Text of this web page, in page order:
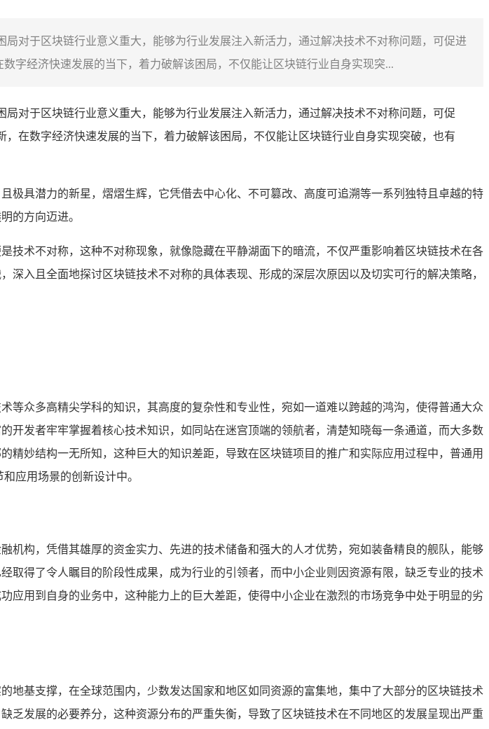
对于区块链行业意义重大，能够为行业发展注入新活力，通过解决技术不对称问题，可促进
字经济快速发展的当下，着力破解该困局，不仅能让区块链行业自身实现突...
对于区块链行业意义重大，能够为行业发展注入新活力，通过解决技术不对称问题，可促
在数字经济快速发展的当下，着力破解该困局，不仅能让区块链行业自身实现突破，也有
极具潜力的新星，熠熠生辉，它凭借去中心化、不可篡改、高度可追溯等一系列独特且卓越的特
的方向迈进。
技术不对称，这种不对称现象，就像隐藏在平静湖面下的暗流，不仅严重影响着区块链技术在各
入且全面地探讨区块链技术不对称的具体表现、形成的深层次原因以及切实可行的解决策略，
等众多高精尖学科的知识，其高度的复杂性和专业性，宛如一道难以跨越的鸿沟，使得普通大众
发者牢牢掌握着核心技术知识，如同站在迷宫顶端的领航者，清楚知晓每一条通道，而大多数
妙结构一无所知，这种巨大的知识差距，导致在区块链项目的推广和实际应用过程中，普通用
应用场景的创新设计中。
机构，凭借其雄厚的资金实力、先进的技术储备和强大的人才优势，宛如装备精良的舰队，能够
得了令人瞩目的阶段性成果，成为行业的引领者，而中小企业则因资源有限，缺乏专业的技术
应用到自身的业务中，这种能力上的巨大差距，使得中小企业在激烈的市场竞争中处于明显的劣
地基支撑，在全球范围内，少数发达国家和地区如同资源的富集地，集中了大部分的区块链技术
发展的必要养分，这种资源分布的严重失衡，导致了区块链技术在不同地区的发展呈现出严重